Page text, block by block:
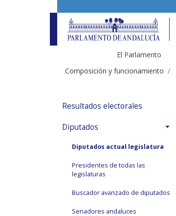
El Parlamento
Composición y funcionamiento
Resultados electorales
Diputados
Diputados actual legislatura
Presidentes de todas las
legislaturas
Buscador avanzado de diputados
Senadores andaluces